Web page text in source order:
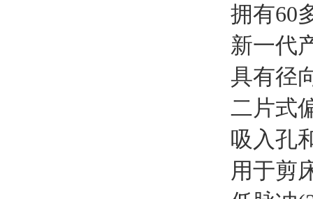
拥有60
新一代
具有径
二片式
吸入孔
用于剪